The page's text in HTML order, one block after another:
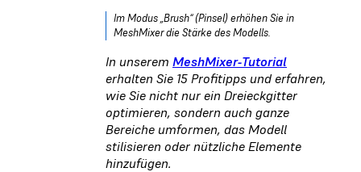
Im Modus „Brush“ (Pinsel) erhöhen Sie in
MeshMixer die Stärke des Modells.
In unserem MeshMixer-Tutorial
erhalten Sie 15 Profitipps und erfahren,
wie Sie nicht nur ein Dreieckgitter
optimieren, sondern auch ganze
Bereiche umformen, das Modell
stilisieren oder nützliche Elemente
hinzufügen.